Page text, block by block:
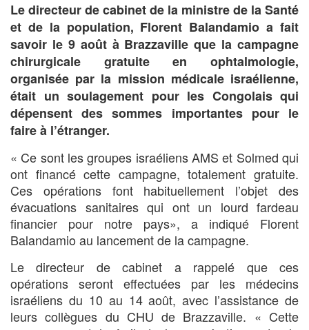
Le directeur de cabinet de la ministre de la Santé
et de la population, Florent Balandamio a fait
savoir le 9 août à Brazzaville que la campagne
chirurgicale gratuite en ophtalmologie,
organisée par la mission médicale israélienne,
était un soulagement pour les Congolais qui
dépensent des sommes importantes pour le
faire à l’étranger.
« Ce sont les groupes israéliens AMS et Solmed qui
ont financé cette campagne, totalement gratuite.
Ces opérations font habituellement l’objet des
évacuations sanitaires qui ont un lourd fardeau
financier pour notre pays», a indiqué Florent
Balandamio au lancement de la campagne.
Le directeur de cabinet a rappelé que ces
opérations seront effectuées par les médecins
israéliens du 10 au 14 août, avec l’assistance de
leurs collègues du CHU de Brazzaville. « Cette